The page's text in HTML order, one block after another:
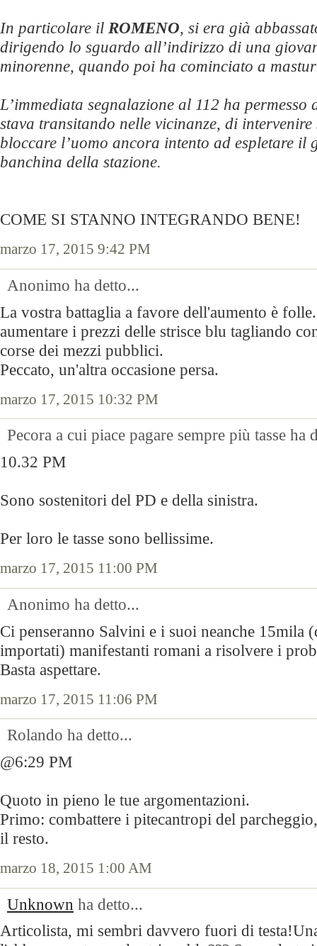
In particolare il ROMENO, si era già
dirigendo lo sguardo all’indirizzo di una
minorenne, quando poi ha cominciato a
L’immediata segnalazione al 112 ha permesso
stava transitando nelle vicinanze, di intervenire
bloccare l’uomo ancora intento ad espletare il
banchina della stazione.
COME SI STANNO INTEGRANDO BENE!
marzo 17, 2015 9:42 PM
Anonimo ha detto...
La vostra battaglia a favore dell'aumento è
aumentare i prezzi delle strisce blu tagliando
corse dei mezzi pubblici.
Peccato, un'altra occasione persa.
marzo 17, 2015 10:32 PM
Pecora a cui piace pagare sempre più tasse ha
10.32 PM
Sono sostenitori del PD e della sinistra.
Per loro le tasse sono bellissime.
marzo 17, 2015 11:00 PM
Anonimo ha detto...
Ci penseranno Salvini e i suoi neanche 15mila
importati) manifestanti romani a risolvere i
Basta aspettare.
marzo 17, 2015 11:06 PM
Rolando ha detto...
@6:29 PM
Quoto in pieno le tue argomentazioni.
Primo: combattere i pitecantropi del
il resto.
marzo 18, 2015 1:00 AM
Unknown ha detto...
Articolista, mi sembri davvero fuori di